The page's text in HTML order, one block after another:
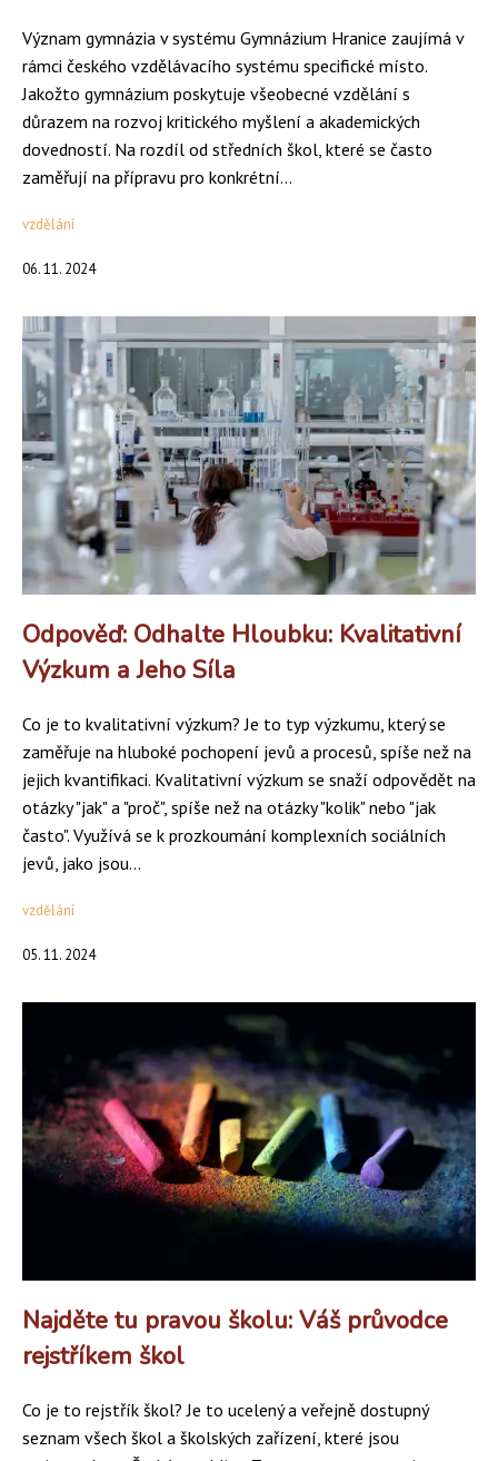
Význam gymnázia v systému Gymnázium Hranice zaujímá v
rámci českého vzdělávacího systému specifické místo.
Jakožto gymnázium poskytuje všeobecné vzdělání s
důrazem na rozvoj kritického myšlení a akademických
dovedností. Na rozdíl od středních škol, které se často
zaměřují na přípravu pro konkrétní...
vzdělání
06. 11. 2024
Odpověď: Odhalte Hloubku: Kvalitativní
Výzkum a Jeho Síla
Co je to kvalitativní výzkum? Je to typ výzkumu, který se
zaměřuje na hluboké pochopení jevů a procesů, spíše než na
jejich kvantifikaci. Kvalitativní výzkum se snaží odpovědět na
otázky "jak" a "proč", spíše než na otázky "kolik" nebo "jak
často". Využívá se k prozkoumání komplexních sociálních
jevů, jako jsou...
vzdělání
05. 11. 2024
Najděte tu pravou školu: Váš průvodce
rejstříkem škol
Co je to rejstřík škol? Je to ucelený a veřejně dostupný
seznam všech škol a školských zařízení, které jsou